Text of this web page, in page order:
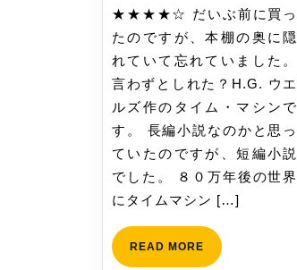
を
読
み
ま
し
た
1
★★★★☆ だいぶ前に買っ
たのですが、本棚の奥に隠
れていて忘れていました。
言わずとしれた？H.G. ウエ
ルズ作のタイム・マシンで
す。 長編小説なのかと思っ
ていたのですが、短編小説
でした。 ８０万年後の世界
にタイムマシン […]
READ MORE READ
MORE